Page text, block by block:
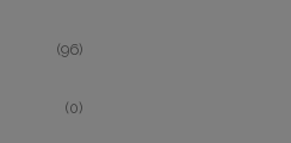
(96)
(0)